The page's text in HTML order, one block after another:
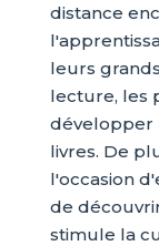
distance
leurs
lecture, les
développer
livres. De
l'occasion
de
stimule la